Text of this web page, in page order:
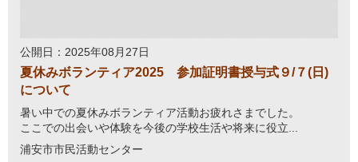
公開日：2025年08月27日
夏休みボランティア2025 参加証明書授与式９/７(日)
について
暑い中での夏休みボランティア活動お疲れさまでした。
ここでの出会いや体験を今後の学校生活や将来に役立...
浦安市市民活動センター